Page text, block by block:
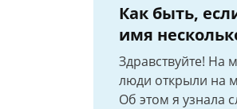
Как быть,
имя
Здравствуйте! На
люди открыли на
Об этом я узнала